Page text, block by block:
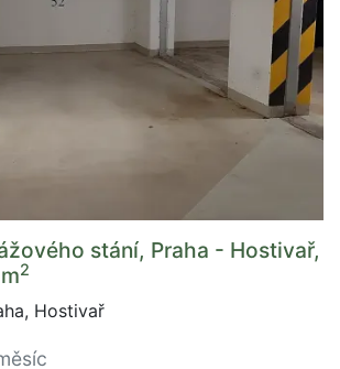
stání, Praha - Hostivař,
2
Hostivař